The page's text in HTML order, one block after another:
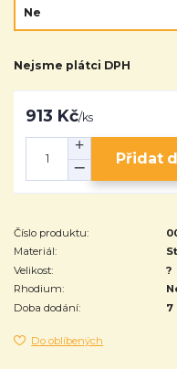
Nejsme plátci DPH
913 Kč/ks
Přidat
Číslo produktu:
Materiál:
Velikost:
?
Rhodium:
Doba dodání:
7
Do oblíbených